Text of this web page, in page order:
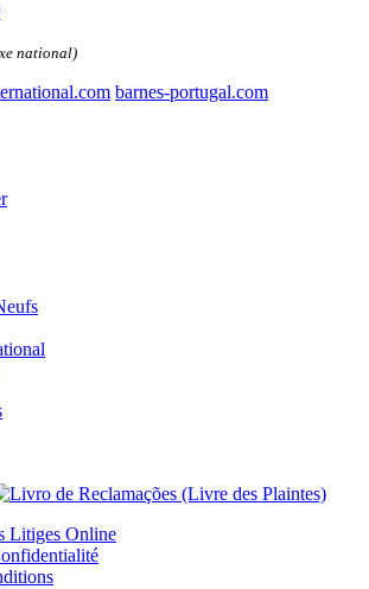
national)
barnes-portugal.com
Litiges Online